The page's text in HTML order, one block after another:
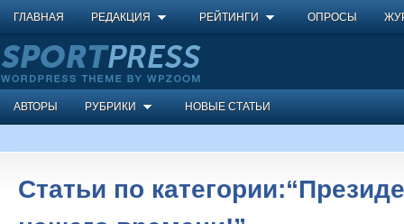
ГЛАВНАЯ РЕДАКЦИЯ РЕЙТИНГИ ОПРОСЫ
АВТОРЫ РУБРИКИ НОВЫЕ СТАТЬИ
Статьи по